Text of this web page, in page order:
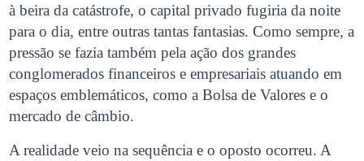
à beira da catástrofe, o capital privado fugiria da noite
para o dia, entre outras tantas fantasias. Como sempre, a
pressão se fazia também pela ação dos grandes
conglomerados financeiros e empresariais atuando em
espaços emblemáticos, como a Bolsa de Valores e o
mercado de câmbio.
A realidade veio na sequência e o oposto ocorreu. A